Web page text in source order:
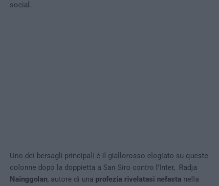
social.
Uno dei bersagli principali è il giallorosso elogiato su queste
colonne dopo la doppietta a San Siro contro l’Inter, Radja
Nainggolan, autore di una profezia rivelatasi nefasta nella